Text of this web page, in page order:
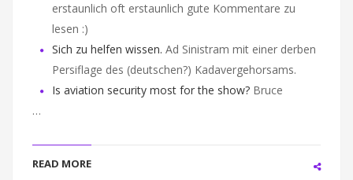
erstaunlich oft erstaunlich gute Kommentare zu
lesen :)
Sich zu helfen wissen. Ad Sinistram mit einer derben
Persiflage des (deutschen?) Kadavergehorsams.
Is aviation security most for the show? Bruce
…
READ MORE